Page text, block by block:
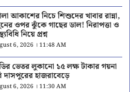
আকাশের নিচে শিশুদের খাবার রান্না,
ওপর ঝুঁকে গাছের ডাল! নিরাপত্তা ও
নিয়ে প্রশ্ন
6, 2026 । 11:48 AM
ভেতর লুকানো ১৫ লক্ষ টাকার গয়না
দাসপুরের হাজরাবেড়ে
6, 2026 । 11:30 AM